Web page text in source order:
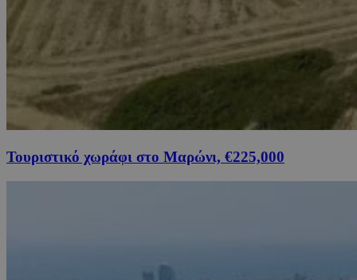
Τουριστικό χωράφι στο Μαρώνι, €225,000